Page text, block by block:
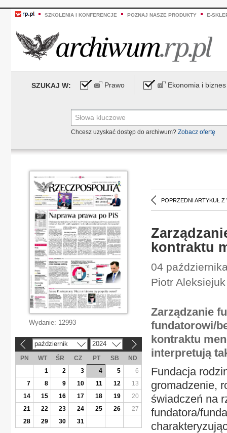
SZKOLENIA I KONFERENCJE POZNAJ NASZE PRODUKTY E-
SZUKAJ W: Prawo Ekonomia i biznes
Chcesz uzyskać dostęp do archiwum? Zobacz ofertę
POPRZEDNI ARTYKUŁ Z
kontraktu
04
Piotr Aleksiejuk
Zarządzanie
fundatorowi/
kontraktu
interpretują
Fundacja
gromadzenie,
świadczeń na
fundatora/
Wydanie: 12993
październik 2024
PN WT ŚR CZ PT SB
ND
1
2 3 4 5
6
7
8 9 10 11 12
13
14
15 16 17 18 19
20
21
22 23 24 25 26
27
28
29 30 31